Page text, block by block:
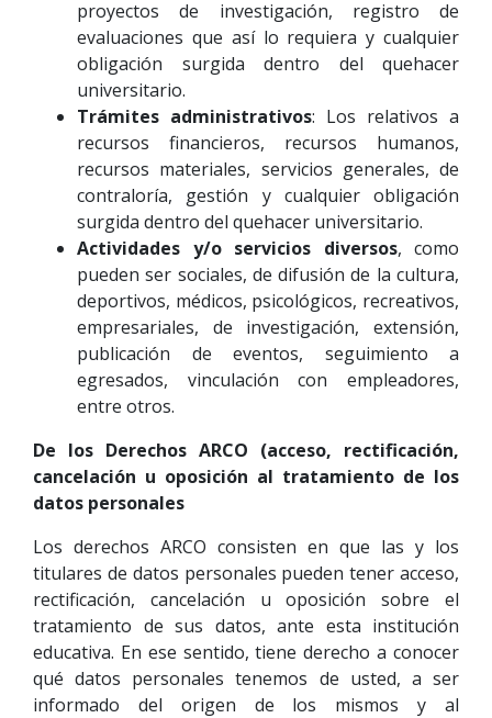
proyectos de investigación, registro de
evaluaciones que así lo requiera y cualquier
obligación surgida dentro del quehacer
universitario.
Trámites administrativos: Los relativos a
recursos financieros, recursos humanos,
recursos materiales, servicios generales, de
contraloría, gestión y cualquier obligación
surgida dentro del quehacer universitario.
Actividades y/o servicios diversos, como
pueden ser sociales, de difusión de la cultura,
deportivos, médicos, psicológicos, recreativos,
empresariales, de investigación, extensión,
publicación de eventos, seguimiento a
egresados, vinculación con empleadores,
entre otros.
De los Derechos ARCO (acceso, rectificación,
cancelación u oposición al tratamiento de los
datos personales
Los derechos ARCO consisten en que las y los
titulares de datos personales pueden tener acceso,
rectificación, cancelación u oposición sobre el
tratamiento de sus datos, ante esta institución
educativa. En ese sentido, tiene derecho a conocer
qué datos personales tenemos de usted, a ser
informado del origen de los mismos y al